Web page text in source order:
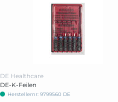
DE Healthcare
DE-K-Feilen
Herstellernr: 9799560 DE